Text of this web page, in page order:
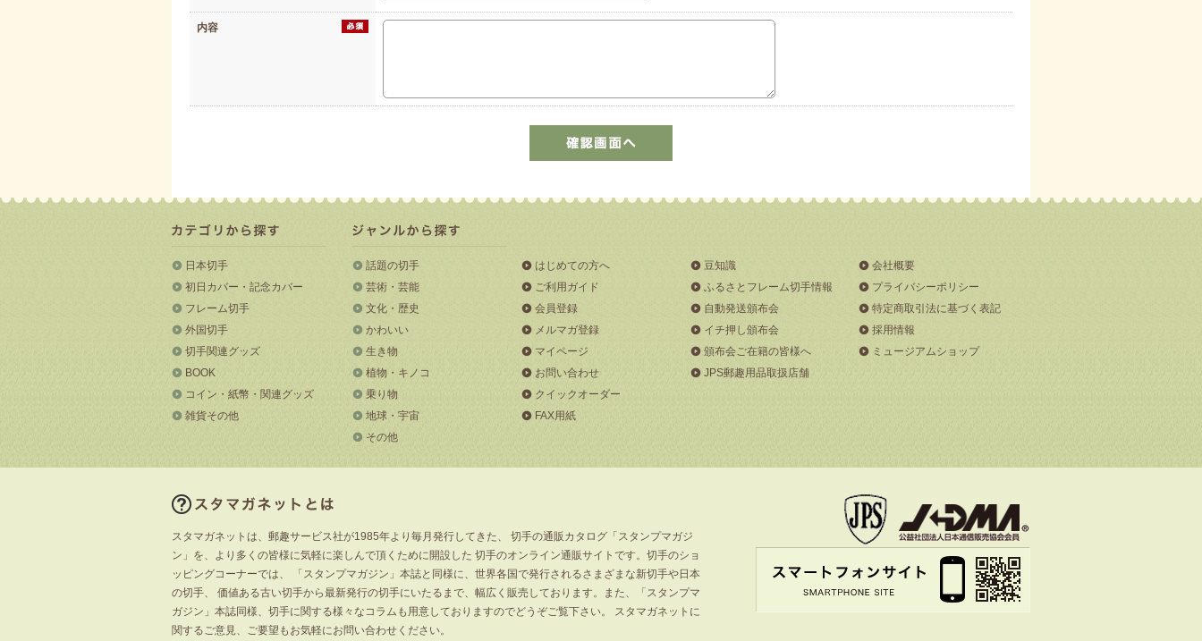
内容
日本切手
初日カバー・記念カバー
フレーム切手
外国切手
切手関連グッズ
BOOK
コイン・紙幣・関連グッズ
雑貨その他
話題の切手
芸術・芸能
文化・歴史
かわいい
生き物
植物・キノコ
乗り物
地球・宇宙
その他
はじめての方へ
ご利用ガイド
会員登録
メルマガ登録
マイページ
お問い合わせ
クイックオーダー
FAX用紙
豆知識
ふるさとフレーム切手情報
自動発送頒布会
イチ押し頒布会
頒布会ご在籍の皆様へ
JPS郵趣用品取扱店舗
会社概要
プライバシーポリシー
特定商取引法に基づく表記
採用情報
ミュージアムショップ
スタマガネットは、郵趣サービス社が1985年より毎月発行してきた、 切手の通販カタログ「スタンプマガジ
ン」を、より多くの皆様に気軽に楽しんで頂くために開設した 切手のオンライン通販サイトです。切手のショ
ッピングコーナーでは、 「スタンプマガジン」本誌と同様に、世界各国で発行されるさまざまな新切手や日本
の切手、 価値ある古い切手から最新発行の切手にいたるまで、幅広く販売しております。また、「スタンプマ
ガジン」本誌同様、切手に関する様々なコラムも用意しておりますのでどうぞご覧下さい。 スタマガネットに
関するご意見、ご要望もお気軽にお問い合わせください。